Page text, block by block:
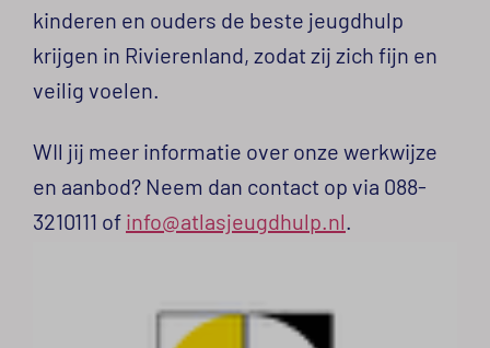
kinderen en ouders de beste jeugdhulp
krijgen in Rivierenland, zodat zij zich fijn en
veilig voelen.
WIl jij meer informatie over onze werkwijze
en aanbod? Neem dan contact op via 088-
3210111 of info@atlasjeugdhulp.nl.